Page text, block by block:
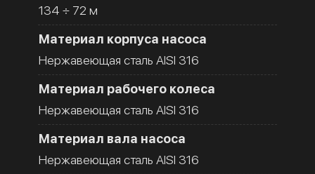
134 ÷ 72 м
Материал корпуса насоса
Нержавеющая сталь AISI 316
Материал рабочего колеса
Нержавеющая сталь AISI 316
Материал вала насоса
Нержавеющая сталь AISI 316